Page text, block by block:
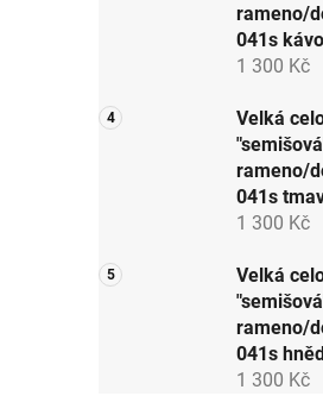
rameno/
041s
1 300 Kč
Velká
rameno/
041s
1 300 Kč
Velká
rameno/
041s
1 300 Kč